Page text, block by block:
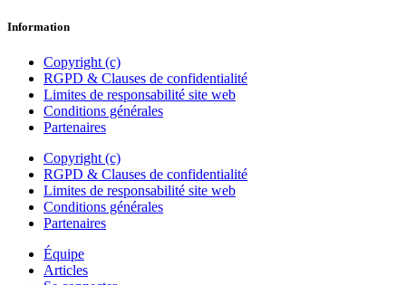
Information
Copyright (c)
RGPD & Clauses de confidentialité
Limites de responsabilité site web
Conditions générales
Partenaires
Copyright (c)
RGPD & Clauses de confidentialité
Limites de responsabilité site web
Conditions générales
Partenaires
Équipe
Articles